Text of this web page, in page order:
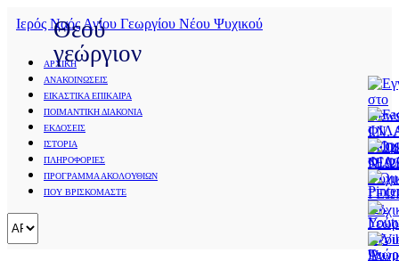
Ιερός Ναός Αγίου Γεωργίου Νέου Ψυχικού
Θεού
γεώργιον
ΑΡΧΙΚΗ
ΑΝΑΚΟΙΝΩΣΕΙΣ
ΕΙΚΑΣΤΙΚΑ ΕΠΙΚΑΙΡΑ
ΠΟΙΜΑΝΤΙΚΗ ΔΙΑΚΟΝΙΑ
ΕΚΔΟΣΕΙΣ
ΙΣΤΟΡΙΑ
ΠΛΗΡΟΦΟΡΙΕΣ
ΠΡΟΓΡΑΜΜΑ ΑΚΟΛΟΥΘΙΩΝ
ΠΟΥ ΒΡΙΣΚΟΜΑΣΤΕ
Εικόνα
Φωτογραφία